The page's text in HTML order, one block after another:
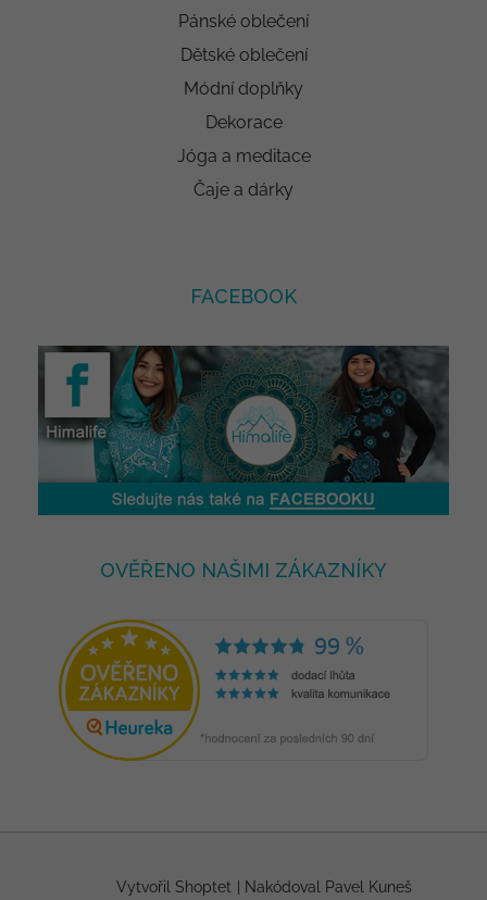
Pánské oblečení
Dětské oblečení
Módní doplňky
Dekorace
Jóga a meditace
Čaje a dárky
FACEBOOK
OVĚŘENO NAŠIMI ZÁKAZNÍKY
Vytvořil Shoptet Nakódoval Pavel Kuneš